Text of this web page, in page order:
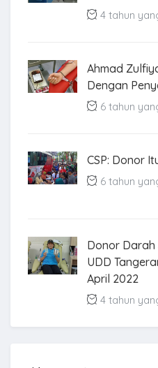
4 tahun
Ahmad
Dengan
6 tahun
CSP: Donor
6 tahun
Donor Darah
UDD
April 2022
4 tahun